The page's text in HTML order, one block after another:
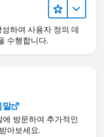
하여 사용자 정의 데
수행합니다.
말
방문하여 추가적인
아보세요.